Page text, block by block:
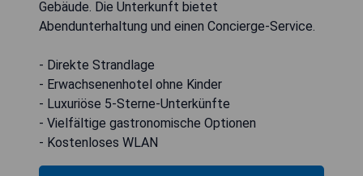
Gebäude. Die Unterkunft bietet
Abendunterhaltung und einen Concierge-Service.
- Direkte Strandlage
- Erwachsenenhotel ohne Kinder
- Luxuriöse 5-Sterne-Unterkünfte
- Vielfältige gastronomische Optionen
- Kostenloses WLAN